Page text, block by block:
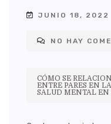
JUNIO 18, 2022
NO HAY
CÓMO SE
ENTRE PARES EN
SALUD MENTAL